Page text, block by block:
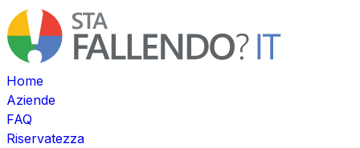
Home
Aziende
FAQ
Riservatezza